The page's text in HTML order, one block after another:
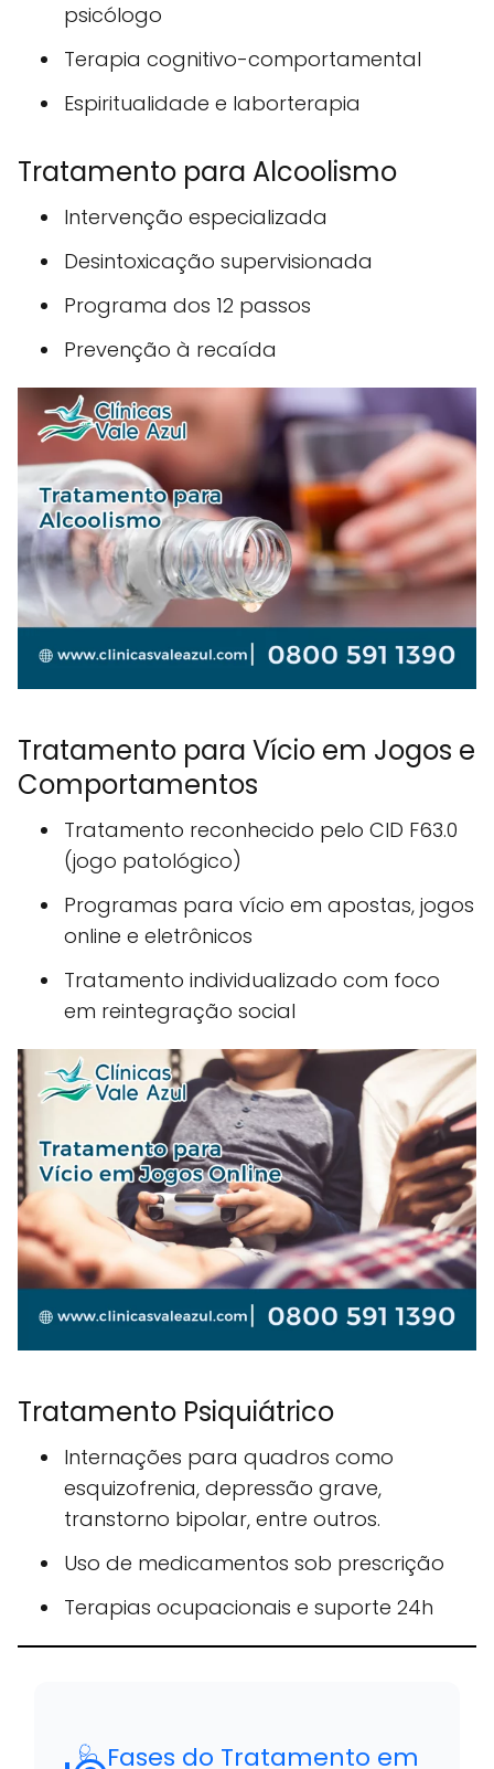
psicólogo
Terapia cognitivo-comportamental
Espiritualidade e laborterapia
Tratamento para Alcoolismo
Intervenção especializada
Desintoxicação supervisionada
Programa dos 12 passos
Prevenção à recaída
Tratamento para Vício em Jogos e
Comportamentos
Tratamento reconhecido pelo CID F63.0
(jogo patológico)
Programas para vício em apostas, jogos
online e eletrônicos
Tratamento individualizado com foco
em reintegração social
Tratamento Psiquiátrico
Internações para quadros como
esquizofrenia, depressão grave,
transtorno bipolar, entre outros.
Uso de medicamentos sob prescrição
Terapias ocupacionais e suporte 24h
🩺 Fases do Tratamento em